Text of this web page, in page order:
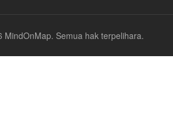
MindOnMap. Semua hak terpelihara.